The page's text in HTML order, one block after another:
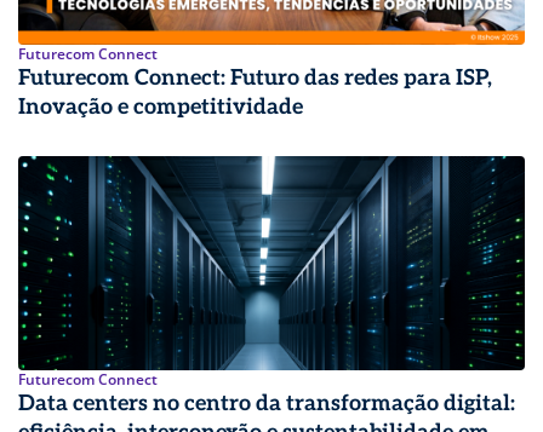
Futurecom Connect
Futurecom Connect: Futuro das redes para ISP,
Inovação e competitividade
Futurecom Connect
Data centers no centro da transformação digital: